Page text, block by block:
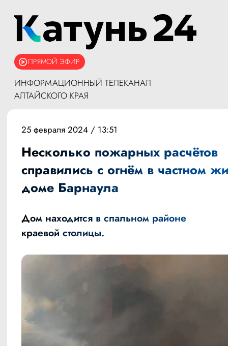
ПРЯМОЙ ЭФИР
ИНФОРМАЦИОННЫЙ ТЕЛЕКАНАЛ
АЛТАЙСКОГО КРАЯ
25 февраля 2024 / 13:51
Несколько пожарных расчётов
справились с огнём в частном
доме Барнаула
Дом находится в спальном районе
краевой столицы.